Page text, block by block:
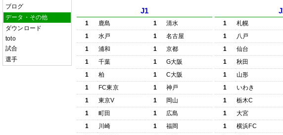
ブログ
データ・その他
ダウンロード
toto
試合
選手
J1
1 鹿島 1
清水
1
水戸 1
名古屋
1
浦和 1
京都
1
千葉 1
G大阪
1
柏 1
C大阪
1
FC東京 1
神戸
1
東京V 1
岡山
1
町田 1
広島
1
川崎 1
福岡
1 札幌
1
八戸
1
仙台
1
秋田
1
山形
1
いわき
1
栃木C
1
大宮
1
横浜FC